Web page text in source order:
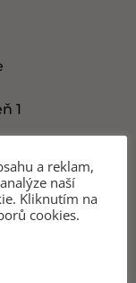
1
a reklam,
naší
Kliknutím na
cookies.